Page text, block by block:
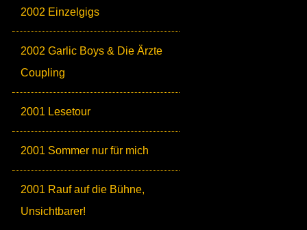
2002 Einzelgigs
2002 Garlic Boys & Die Ärzte
Coupling
2001 Lesetour
2001 Sommer nur für mich
2001 Rauf auf die Bühne,
Unsichtbarer!